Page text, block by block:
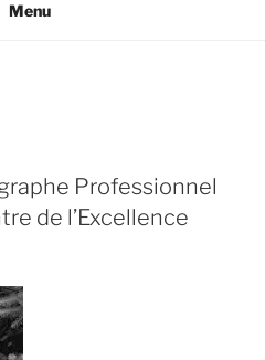
Menu
Professionnel
de l’Excellence